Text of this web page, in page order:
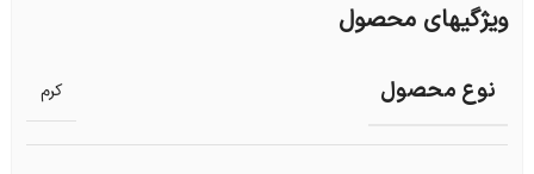
ویژگیهای محصول
نوع محصول کرم